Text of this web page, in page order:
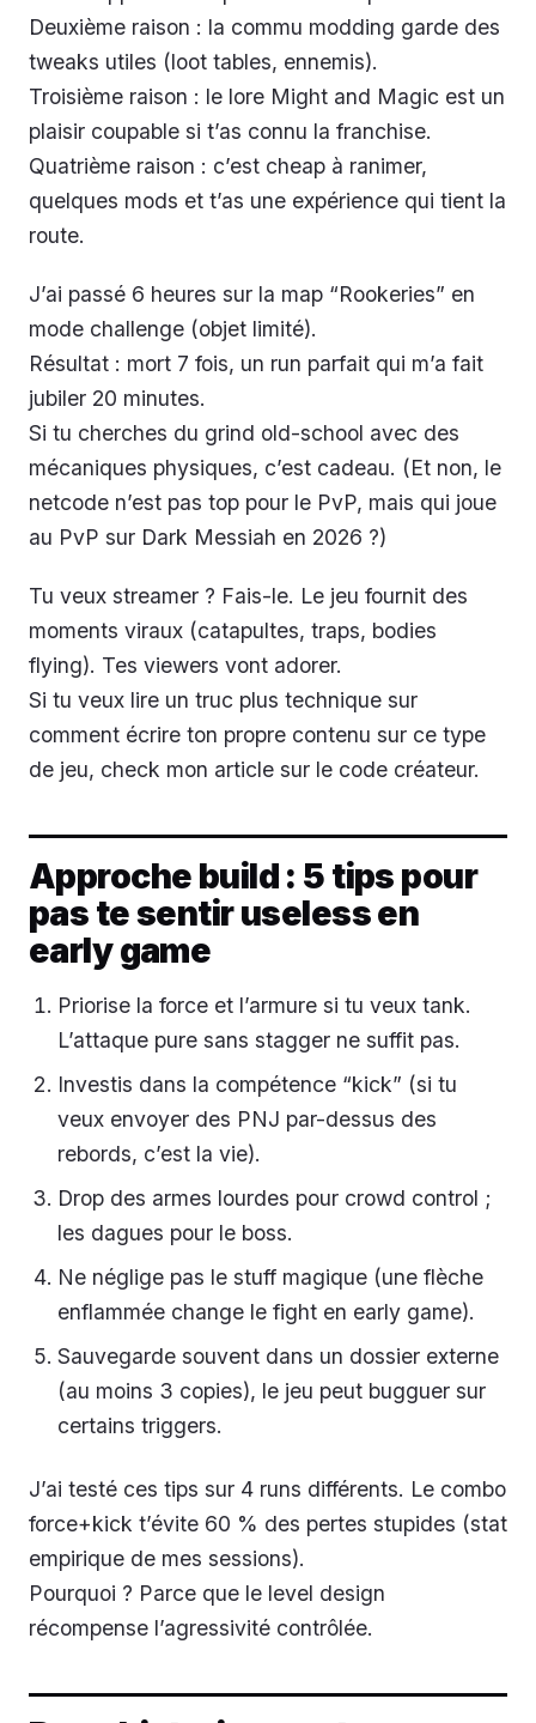
Deuxième raison : la commu modding garde des
tweaks utiles (loot tables, ennemis).
Troisième raison : le lore Might and Magic est un
plaisir coupable si t’as connu la franchise.
Quatrième raison : c’est cheap à ranimer,
quelques mods et t’as une expérience qui tient la
route.
J’ai passé 6 heures sur la map “Rookeries” en
mode challenge (objet limité).
Résultat : mort 7 fois, un run parfait qui m’a fait
jubiler 20 minutes.
Si tu cherches du grind old-school avec des
mécaniques physiques, c’est cadeau. (Et non, le
netcode n’est pas top pour le PvP, mais qui joue
au PvP sur Dark Messiah en 2026 ?)
Tu veux streamer ? Fais-le. Le jeu fournit des
moments viraux (catapultes, traps, bodies
flying). Tes viewers vont adorer.
Si tu veux lire un truc plus technique sur
comment écrire ton propre contenu sur ce type
de jeu, check mon article sur le code créateur.
Approche build : 5 tips pour
pas te sentir useless en
early game
Priorise la force et l’armure si tu veux tank.
L’attaque pure sans stagger ne suffit pas.
Investis dans la compétence “kick” (si tu
veux envoyer des PNJ par-dessus des
rebords, c’est la vie).
Drop des armes lourdes pour crowd control ;
les dagues pour le boss.
Ne néglige pas le stuff magique (une flèche
enflammée change le fight en early game).
Sauvegarde souvent dans un dossier externe
(au moins 3 copies), le jeu peut bugguer sur
certains triggers.
J’ai testé ces tips sur 4 runs différents. Le combo
force+kick t’évite 60 % des pertes stupides (stat
empirique de mes sessions).
Pourquoi ? Parce que le level design
récompense l’agressivité contrôlée.